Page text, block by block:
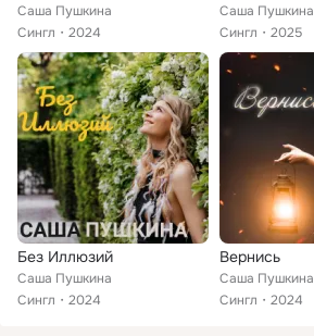
Саша Пушкина
Сингл
2024
Саша Пушкина
Сингл
2025
Без Иллюзий
Саша Пушкина
Сингл
2024
Вернись
Саша Пушкина
Сингл
2024